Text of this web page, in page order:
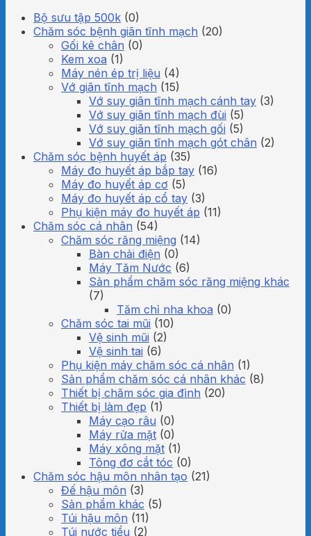
Bộ sưu tập 500k (0)
Chăm sóc bệnh giãn tĩnh mạch (20)
Gối kê chân (0)
Kem xoa (1)
Máy nén ép trị liệu (4)
Vớ giãn tĩnh mạch (15)
Vớ suy giãn tĩnh mạch cánh tay (3)
Vớ suy giãn tĩnh mạch đùi (5)
Vớ suy giãn tĩnh mạch gối (5)
Vớ suy giãn tĩnh mạch gót chân (2)
Chăm sóc bệnh huyết áp (35)
Máy đo huyết áp bắp tay (16)
Máy đo huyết áp cơ (5)
Máy đo huyết áp cổ tay (3)
Phụ kiện máy đo huyết áp (11)
Chăm sóc cá nhân (54)
Chăm sóc răng miệng (14)
Bàn chải điện (0)
Máy Tăm Nước (6)
Sản phẩm chăm sóc răng miệng khác
(7)
Tăm chỉ nha khoa (0)
Chăm sóc tai mũi (10)
Vệ sinh mũi (2)
Vệ sinh tai (6)
Phụ kiện máy chăm sóc cá nhân (1)
Sản phẩm chăm sóc cá nhân khác (8)
Thiết bị chăm sóc gia đình (20)
Thiết bị làm đẹp (1)
Máy cạo râu (0)
Máy rửa mặt (0)
Máy xông mặt (1)
Tông đơ cắt tóc (0)
Chăm sóc hậu môn nhân tạo (21)
Đế hậu môn (3)
Sản phẩm khác (5)
Túi hậu môn (11)
Túi nước tiểu (2)